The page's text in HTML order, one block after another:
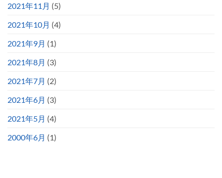
2021年11月 (5)
2021年10月 (4)
2021年9月 (1)
2021年8月 (3)
2021年7月 (2)
2021年6月 (3)
2021年5月 (4)
2000年6月 (1)